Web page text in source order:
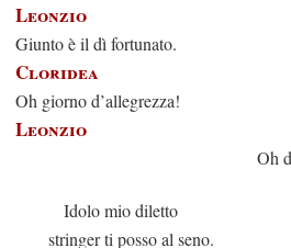
Leonzio
Giunto è il dì fortunato.
Cloridea
Oh giorno d’allegrezza!
Leonzio
Oh dì
Idolo mio diletto
stringer ti posso al seno.